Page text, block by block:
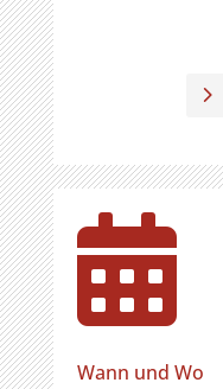

Wann und Wo